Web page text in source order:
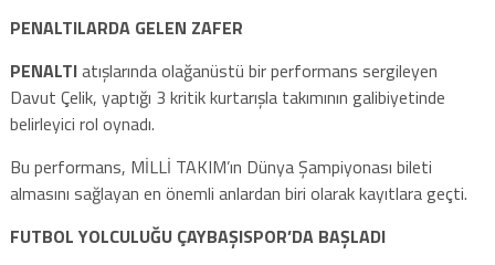
PENALTILARDA GELEN ZAFER
PENALTIatışlarında olağanüstü bir performans sergileyen
Davut Çelik, yaptığı 3 kritik kurtarışla takımının galibiyetinde
belirleyici rol oynadı.
Bu performans, MİLLİ TAKIM’ın Dünya Şampiyonası bileti
almasını sağlayan en önemli anlardan biri olarak kayıtlara geçti.
FUTBOL YOLCULUĞU ÇAYBAŞISPOR’DA BAŞLADI